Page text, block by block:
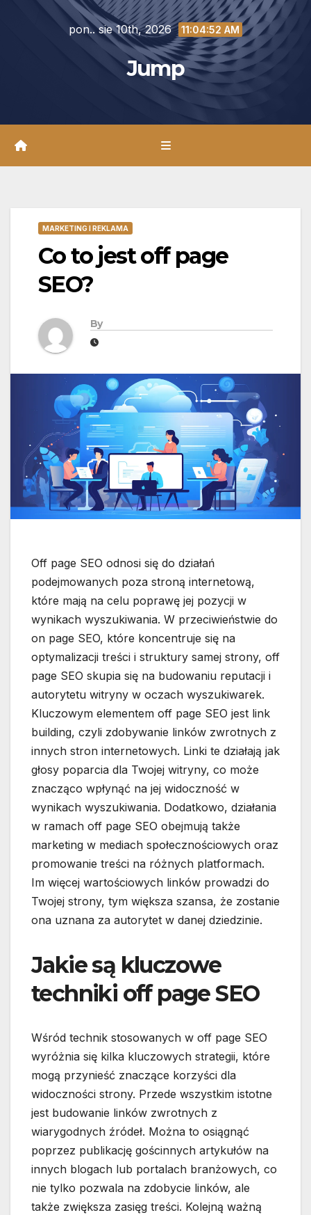
pon.. sie 10th, 2026 11:04:53 AM
Jump
MARKETING I REKLAMA
Co to jest off page
SEO?
By
Off page SEO odnosi się do działań
podejmowanych poza stroną internetową,
które mają na celu poprawę jej pozycji w
wynikach wyszukiwania. W przeciwieństwie do
on page SEO, które koncentruje się na
optymalizacji treści i struktury samej strony, off
page SEO skupia się na budowaniu reputacji i
autorytetu witryny w oczach wyszukiwarek.
Kluczowym elementem off page SEO jest link
building, czyli zdobywanie linków zwrotnych z
innych stron internetowych. Linki te działają jak
głosy poparcia dla Twojej witryny, co może
znacząco wpłynąć na jej widoczność w
wynikach wyszukiwania. Dodatkowo, działania
w ramach off page SEO obejmują także
marketing w mediach społecznościowych oraz
promowanie treści na różnych platformach.
Im więcej wartościowych linków prowadzi do
Twojej strony, tym większa szansa, że zostanie
ona uznana za autorytet w danej dziedzinie.
Jakie są kluczowe
techniki off page SEO
Wśród technik stosowanych w off page SEO
wyróżnia się kilka kluczowych strategii, które
mogą przynieść znaczące korzyści dla
widoczności strony. Przede wszystkim istotne
jest budowanie linków zwrotnych z
wiarygodnych źródeł. Można to osiągnąć
poprzez publikację gościnnych artykułów na
innych blogach lub portalach branżowych, co
nie tylko pozwala na zdobycie linków, ale
także zwiększa zasięg treści. Kolejną ważną